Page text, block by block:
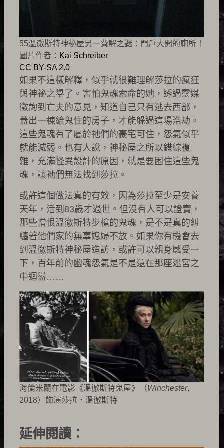
55溫徹斯特神秘屋另一費解之謎：門戶大開的廁所！
圖片作者： Kai Schreiber
CC BY-SA 2.0
如果不這樣解釋，似乎就很難理解莎拉的瘋狂
與神祕之舉了。害怕鬼魂索命的她，透過靈媒
徵詢到亡夫的意見，知道自己只有逃去西部，
蓋出一棟給鬼住的房子，才能躲過這場浩劫。
這些鬼魂有了屬於祂們的豪宅可住，怨氣似乎
就能減弱。也有人說，神秘屋之所以錯綜複
雜，充滿怪異設計的原因，就是要困住這些鬼
魂，讓祂們無法找到莎拉。
或許這個做法真的有效，因為莎拉至少是安養
天年，活到83歲才過世。但沒有人可以證實，
那些憎恨溫徹斯特步槍的鬼魂，是不是真的糾
纏著他們家的無辜媳婦不放。如果你有機會去
到溫徹斯特神秘屋造訪，或許可以親身感受一
下，百年前的幽魂怨氣是不是還在那座迷宮之
中迴盪……
海倫米蘭在電影《溫徹斯特鬼屋》（Winchester,
2018）飾演莎拉．溫徹斯特
延伸閱讀：